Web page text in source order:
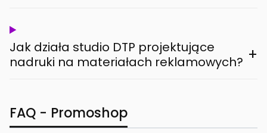
Jak działa studio DTP projektujące
nadruki na materiałach reklamowych? +
FAQ - Promoshop